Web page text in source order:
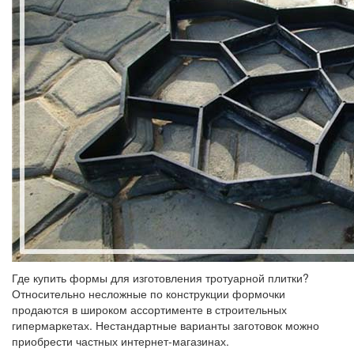
Где купить формы для изготовления тротуарной плитки?
Относительно несложные по конструкции формочки
продаются в широком ассортименте в строительных
гипермаркетах. Нестандартные варианты заготовок можно
приобрести частных интернет-магазинах.